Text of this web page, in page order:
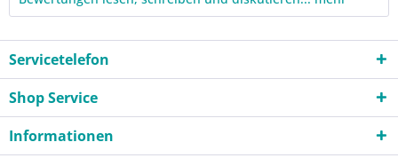
Servicetelefon
Shop Service
Informationen